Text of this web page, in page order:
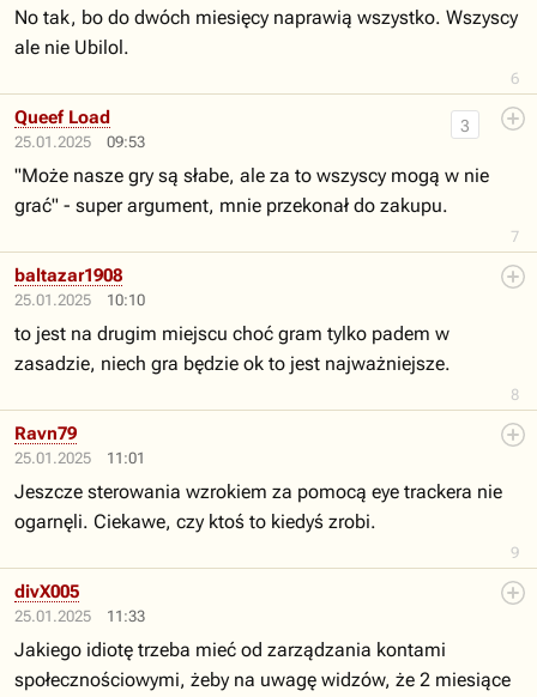
6
No tak, bo do dwóch miesięcy naprawią wszystko. Wszyscy
ale nie Ubilol.
25.01.2025 09:53
7
3
Queef Load
"Może nasze gry są słabe, ale za to wszyscy mogą w nie
grać" - super argument, mnie przekonał do zakupu.
25.01.2025 10:10
8
baltazar1908
to jest na drugim miejscu choć gram tylko padem w
zasadzie, niech gra będzie ok to jest najważniejsze.
25.01.2025 11:01
9
Ravn79
Jeszcze sterowania wzrokiem za pomocą eye trackera nie
ogarnęli. Ciekawe, czy ktoś to kiedyś zrobi.
25.01.2025 11:33
divX005
Jakiego idiotę trzeba mieć od zarządzania kontami
społecznościowymi, żeby na uwagę widzów, że 2 miesiące